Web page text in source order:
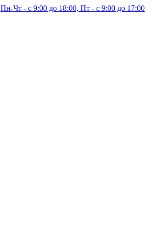
Пн-Чт - с 9:00 до 18:00, Пт - с 9:00 до 17:00